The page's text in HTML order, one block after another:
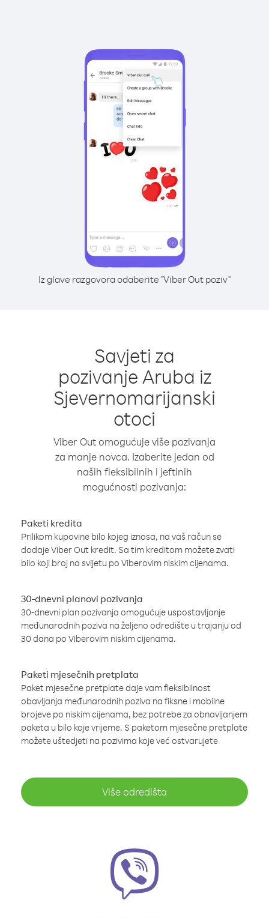
Iz glave razgovora odaberite "Viber Out poziv"
Savjeti za
pozivanje Aruba iz
Sjevernomarijanski
otoci
Viber Out omogućuje više pozivanja
za manje novca. Izaberite jedan od
naših fleksibilnih i jeftinih
mogućnosti pozivanja:
Paketi kredita
Prilikom kupovine bilo kojeg iznosa, na vaš račun se
dodaje Viber Out kredit. Sa tim kreditom možete zvati
bilo koji broj na svijetu po Viberovim niskim cijenama.
30-dnevni planovi pozivanja
30-dnevni plan pozivanja omogućuje uspostavljanje
međunarodnih poziva na željeno odredište u trajanju od
30 dana po Viberovim niskim cijenama.
Paketi mjesečnih pretplata
Paket mjesečne pretplate daje vam fleksibilnost
obavljanja međunarodnih poziva na fiksne i mobilne
brojeve po niskim cijenama, bez potrebe za obnavljanjem
paketa u bilo koje vrijeme. S paketom mjesečne pretplate
možete uštedjeti na pozivima koje već ostvarujete
Više odredišta